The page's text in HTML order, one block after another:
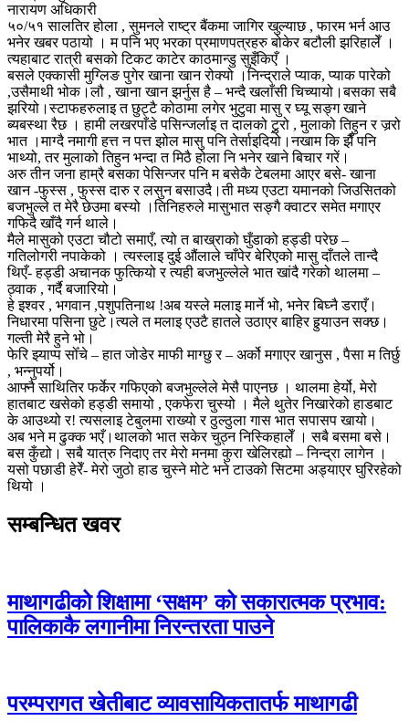
नारायण अधिकारी
५०/५१ सालतिर होला , सुमनले राष्ट्र बैंकमा जागिर खुल्याछ , फारम भर्न आउ
भनेर खबर पठायो । म पनि भए भरका प्रमाणपत्रहरु बोकेर बटौली झरिहालेँ ।
त्यहाबाट रात्री बसको टिकट काटेर काठमान्डु सुइँकिएँ ।
बसले एक्कासी मुग्लिङ पुगेर खाना खान रोक्यो ।निन्द्राले प्याक, प्याक पारेको
,उसैमाथी भोक।लौ , खाना खान झर्नुस है – भन्दै खलाँसी चिच्यायो।बसका सबै
झरियो।स्टाफहरुलाइ त छुट्टै कोठामा लगेर भुटुवा मासु र घ्यू सङ्ग खाने
ब्यबस्था रैछ । हामी लखरपाँडे पसिन्जर्लाइ त दालको टुर्रो , मुलाको तिहुन र जर्रो
भात ।माग्दै नमागी हत्त न पत्त झोल मासु पनि तेर्साइदियो।नखाम कि झैँ पनि
भाथ्यो, तर मुलाको तिहुन भन्दा त मिठै होला नि भनेर खाने बिचार गरें।
अरु तीन जना हाम्रै बसका पेसिन्जर पनि म बसेकै टेबलमा आएर बसे- खाना
खान -फुस्स , फुस्स दारु र लसुन बसाउदै।ती मध्य एउटा यमानको जिउसितको
बजभुल्ले त मेरै छेउमा बस्यो ।तिनिहरुले मासुभात सङ्गै क्वाटर समेत मगाएर
गफिदै खाँदै गर्न थाले।
मैले मासुको एउटा चौटो समाएँ, त्यो त बाख्राको घुँडाको हड्डी परेछ –
गतिलोगरी नपाकेको । त्यस्लाइ दुई औंलाले चाँपेर बेरिएको मासु दाँतले तान्दै
थिएँ- हड्डी अचानक फुत्कियो र त्यही बजभुल्लेले भात खांदै गरेको थालमा –
ठ्वाक , गर्दै बजारियो।
हे इश्वर , भगवान ,पशुपतिनाथ !अब यस्ले मलाइ मार्ने भो, भनेर बिघ्नै डराएँ।
निधारमा पसिना छुटे।त्यले त मलाइ एउटै हातले उठाएर बाहिर हुर्याउन सक्छ।
गल्ती मेरै हुने भो।
फेरि झ्याप्प सोँचे – हात जोडेर माफी माग्छु र – अर्को मगाएर खानुस , पैसा म तिर्छु
, भन्नुपर्यो।
आफ्नै साथितिर फर्केर गफिएको बजभुल्लेले मेसै पाएनछ । थालमा हेर्यो, मेरो
हातबाट खसेको हड्डी समायो , एकफेरा चुस्यो । मैले थुतेर निखारेको हाडबाट
के आउथ्यो र! त्यसलाइ टेबुलमा राख्यो र ठुल्ठुला गास भात सपासप खायो।
अब भने म ढुक्क भएँ।थालको भात सकेर चुठ्न निस्किहालेँ । सबै बसमा बसे।
बस कुँद्यो। सबै यात्रु निदाए तर मेरो मनमा कुरा खेलिरह्यो – निन्द्रा लागेन ।
यसो पछाडी हेरेँ- मेरो जुठो हाड चुस्ने मोटे भने टाउको सिटमा अड्याएर घुरिरहेको
थियो ।
सम्बन्धित खवर
माथागढीको शिक्षामा ‘सक्षम’ को सकारात्मक प्रभाव:
पालिकाकै लगानीमा निरन्तरता पाउने
परम्परागत खेतीबाट व्यावसायिकतातर्फ माथागढी